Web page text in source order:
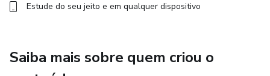
energia e ação.
espaço para novas manifestações.
Estude do seu jeito e em qualquer dispositivo
Saiba mais sobre quem criou o